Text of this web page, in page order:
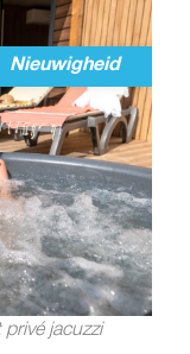
jacuzzi
Nieuwigheid